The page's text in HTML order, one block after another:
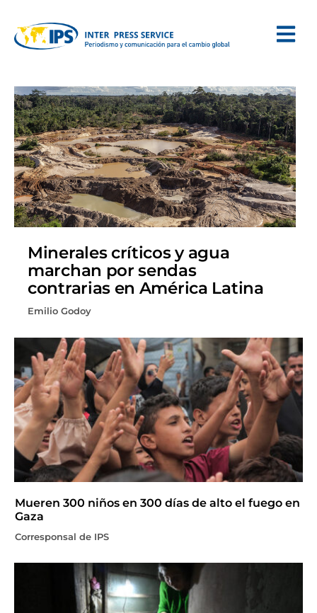
Minerales críticos y agua
marchan por sendas
contrarias en América Latina
Emilio Godoy
Mueren 300 niños en 300 días de alto el fuego en
Gaza
Corresponsal de IPS